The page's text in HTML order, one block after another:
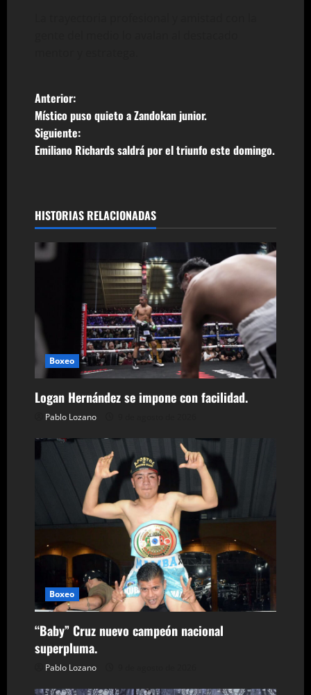
N
a
v
g
a
i
ó
n
d
e
d
a
s
Anterior:
Místico puso quieto a Zandokan junior.
Siguiente:
Emiliano Richards saldrá por el triunfo este domingo.
HISTORIAS RELACIONADAS
Boxeo
Logan Hernández se impone con facilidad.
Pablo Lozano
Boxeo
“Baby” Cruz nuevo campeón nacional
superpluma.
Pablo Lozano